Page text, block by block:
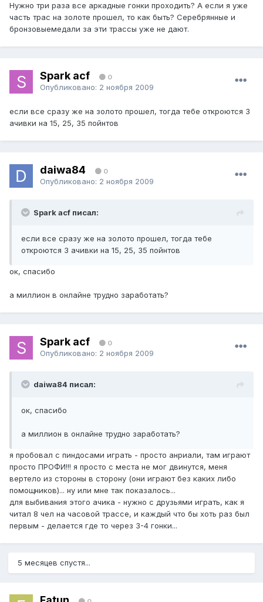
Нужно три раза все аркадные гонки проходить? А если я уже
часть трас на золоте прошел, то как быть? Серебрянные и
бронзовыемедали за эти трассы уже не дают.
Spark acf 0
Опубликовано: 2 ноября 2009
если все сразу же на золото прошел, тогда тебе откроются 3
ачивки на 15, 25, 35 пойнтов
daiwa84 0
Опубликовано: 2 ноября 2009
Spark acf писал:
если все сразу же на золото прошел, тогда тебе
откроются 3 ачивки на 15, 25, 35 пойнтов
ок, спасибо
а миллион в онлайне трудно заработать?
Spark acf 0
Опубликовано: 2 ноября 2009
daiwa84 писал:
ок, спасибо
а миллион в онлайне трудно заработать?
я пробовал с пиндосами играть - просто анриали, там играют
просто ПРОФИ!!! я просто с места не мог двинутся, меня
вертело из стороны в сторону (они играют без каких либо
помощников)... ну или мне так показалось...
для выбивания этого ачика - нужно с друзьями играть, как я
читал 8 чел на часовой трассе, и каждый что бы хоть раз был
первым - делается где то через 3-4 гонки...
5 месяцев спустя...